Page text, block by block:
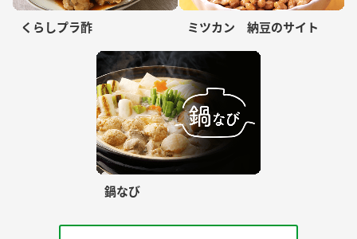
くらしプラ酢 ミツカン 納豆のサイト
鍋なび